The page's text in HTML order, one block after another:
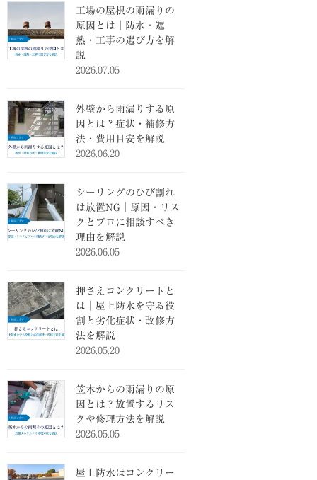
工場の屋根の雨漏りの
原因とは｜防水・遮
熱・工事の選び方を解
説
2026.07.05
外壁から雨漏りする原
因とは？症状・補修方
法・費用目安を解説
2026.06.20
シーリングのひび割れ
は放置NG｜原因・リス
クとプロに相談すべき
理由を解説
2026.06.05
押さえコンクリートと
は｜屋上防水を守る役
割と劣化症状・改修方
法を解説
2026.05.20
笠木からの雨漏りの原
因とは？放置するリス
クや修理方法を解説
2026.05.05
屋上防水はコンクリー